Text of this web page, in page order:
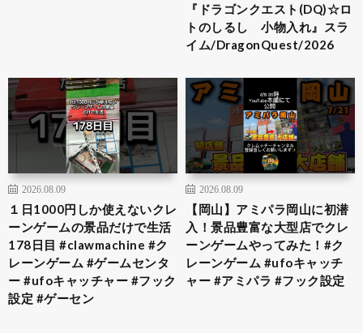
『ドラゴンクエスト(DQ)☆ロ
トのしるし 小物入れ』スラ
イム/DragonQuest/2026
2026.08.09
１日1000円しか使えないクレ
ーンゲームの景品だけで生活
178日目 #clawmachine #ク
レーンゲーム #ゲームセンタ
ー #ufoキャッチャー #フック
設定 #ゲーセン
2026.08.09
【岡山】アミパラ岡山に初潜
入！景品豊富な大型店でクレ
ーンゲームやってみた！#ク
レーンゲーム #ufoキャッチ
ャー #アミパラ #フック設定